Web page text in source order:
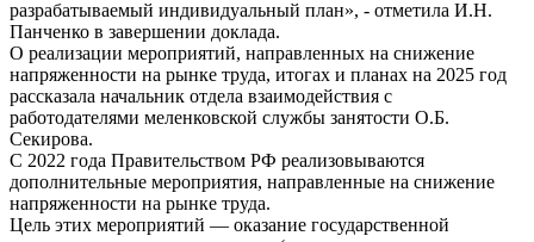
разрабатываемый индивидуальный план», - отметила И.Н.
Панченко в завершении доклада.
О реализации мероприятий, направленных на снижение
напряженности на рынке труда, итогах и планах на 2025 год
рассказала начальник отдела взаимодействия с
работодателями меленковской службы занятости О.Б.
Секирова.
С 2022 года Правительством РФ реализовываются
дополнительные мероприятия, направленные на снижение
напряженности на рынке труда.
Цель этих мероприятий — оказание государственной